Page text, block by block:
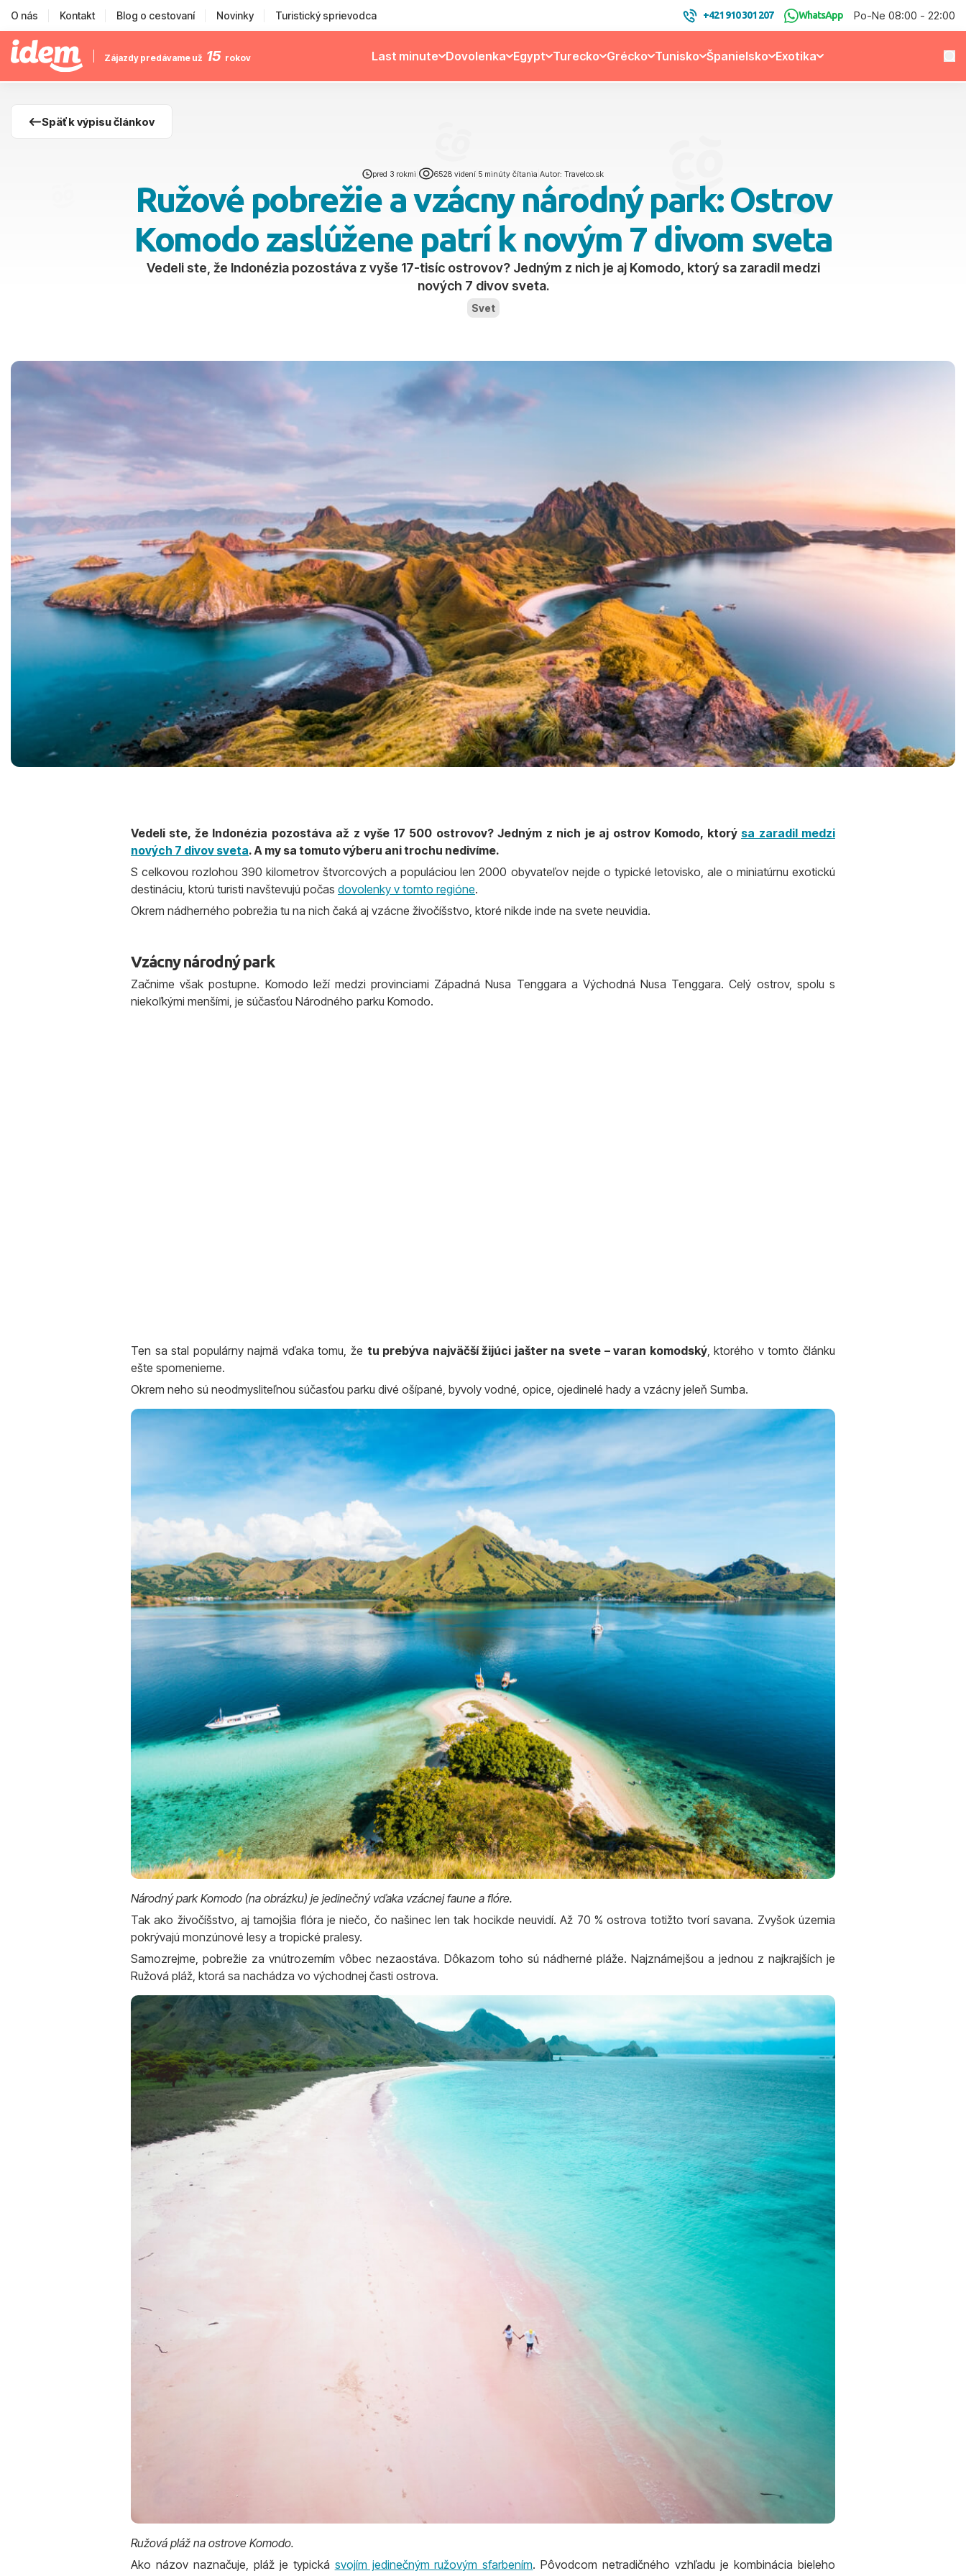
O nás Kontakt Blog o cestovaní Novinky Turistický sprievodca +421 910 301 207 WhatsApp Po-Ne 08:00 - 22:00
Zájazdy predávame už 15 rokov Last minute Dovolenka Egypt Turecko Grécko Tunisko Španielsko Exotika
Späť k výpisu článkov
pred 3 rokmi 6528 videní 5 minúty čítania Autor: Travelco.sk
Ružové pobrežie a vzácny národný park: Ostrov
Komodo zaslúžene patrí k novým 7 divom sveta
Vedeli ste, že Indonézia pozostáva z vyše 17-tisíc ostrovov? Jedným z nich je aj Komodo, ktorý sa zaradil medzi
nových 7 divov sveta.
Svet
Vedeli ste, že Indonézia pozostáva až z vyše 17 500 ostrovov? Jedným z nich je aj ostrov Komodo, ktorý sa zaradil medzi
nových 7 divov sveta. A my sa tomuto výberu ani trochu nedivíme.
S celkovou rozlohou 390 kilometrov štvorcových a populáciou len 2000 obyvateľov nejde o typické letovisko, ale o miniatúrnu exotickú
destináciu, ktorú turisti navštevujú počas dovolenky v tomto regióne.
Okrem nádherného pobrežia tu na nich čaká aj vzácne živočíšstvo, ktoré nikde inde na svete neuvidia.
Vzácny národný park
Začnime však postupne. Komodo leží medzi provinciami Západná Nusa Tenggara a Východná Nusa Tenggara. Celý ostrov, spolu s
niekoľkými menšími, je súčasťou Národného parku Komodo.
Ten sa stal populárny najmä vďaka tomu, že tu prebýva najväčší žijúci jašter na svete – varan komodský, ktorého v tomto článku
ešte spomenieme.
Okrem neho sú neodmysliteľnou súčasťou parku divé ošípané, byvoly vodné, opice, ojedinelé hady a vzácny jeleň Sumba.
Národný park Komodo (na obrázku) je jedinečný vďaka vzácnej faune a flóre.
Tak ako živočíšstvo, aj tamojšia flóra je niečo, čo našinec len tak hocikde neuvidí. Až 70 % ostrova totižto tvorí savana. Zvyšok územia
pokrývajú monzúnové lesy a tropické pralesy.
Samozrejme, pobrežie za vnútrozemím vôbec nezaostáva. Dôkazom toho sú nádherné pláže. Najznámejšou a jednou z najkrajších je
Ružová pláž, ktorá sa nachádza vo východnej časti ostrova.
Ružová pláž na ostrove Komodo.
Ako názov naznačuje, pláž je typická svojím jedinečným ružovým sfarbením. Pôvodcom netradičného vzhľadu je kombinácia bieleho